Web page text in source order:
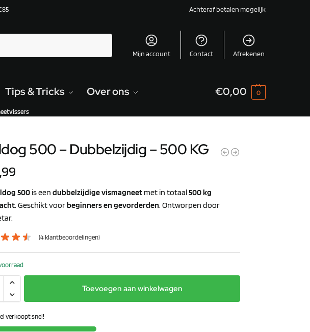
Achteraf betalen mogelijk
Mijn account Contact Afrekenen
Tips & Tricks Over ons €0,00 0
500 – Dubbelzijdig – 500 KG
500 is eendubbelzijdige vismagneet met in totaal500 kg
. Geschikt voorbeginners en gevorderden. Ontworpen door
(4klantbeoordelingen)
Toevoegen aan winkelwagen
verkoopt snel!